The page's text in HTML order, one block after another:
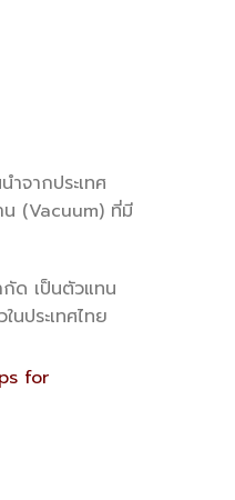
จากประเทศ
(Vacuum) ที่มี
ด เป็นตัวแทน
ประเทศไทย
for